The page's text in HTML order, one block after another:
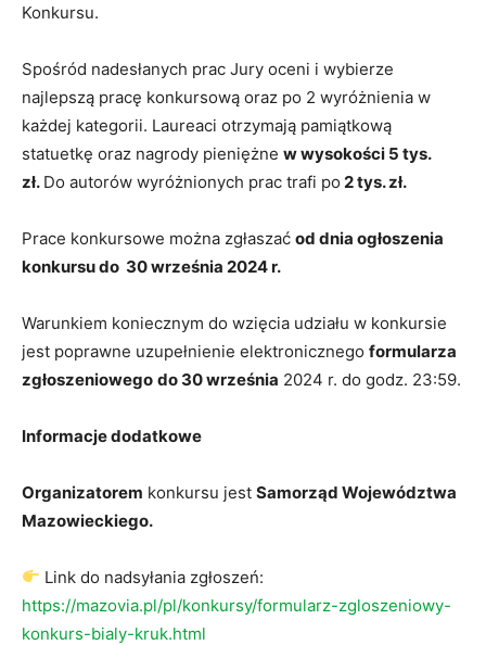
Konkursu.
Spośród nadesłanych prac Jury oceni i wybierze
najlepszą pracę konkursową oraz po 2 wyróżnienia w
każdej kategorii. Laureaci otrzymają pamiątkową
statuetkę oraz nagrody pieniężne w wysokości 5 tys.
zł. Do autorów wyróżnionych prac trafi po 2 tys. zł.
Prace konkursowe można zgłaszać od dnia ogłoszenia
konkursu do 30 września 2024 r.
Warunkiem koniecznym do wzięcia udziału w konkursie
jest poprawne uzupełnienie elektronicznego formularza
zgłoszeniowego do 30 września 2024 r. do godz. 23:59.
Informacje dodatkowe
Organizatorem konkursu jest Samorząd Województwa
Mazowieckiego.
Link do nadsyłania zgłoszeń:
https://mazovia.pl/pl/konkursy/formularz-zgloszeniowy-
konkurs-bialy-kruk.html